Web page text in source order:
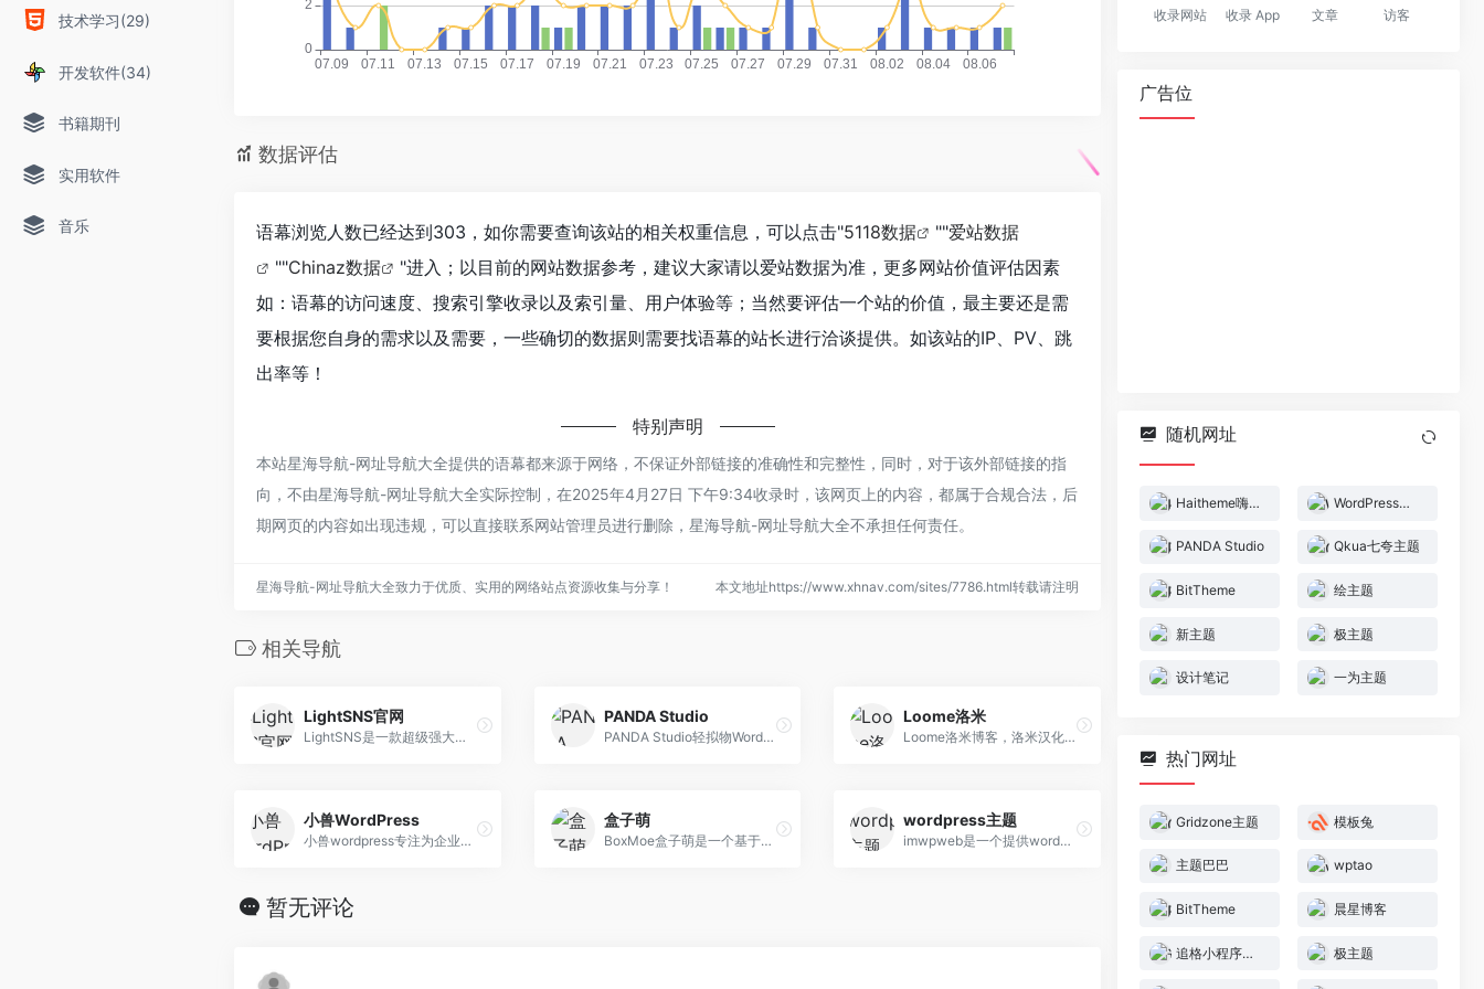
技术学习(29)
开发软件(34)
书籍期刊
实用软件
音乐
数据评估
语幕浏览人数已经达到303，如你需要查询该站的相关权重信息，可以点击"5118数据 ""爱站数据
""Chinaz数据
"进入；以目前的网站数据参考，建议大家请以爱站数据为准，更多网站价值评估因素
如：语幕的访问速度、搜索引擎收录以及索引量、用户体验等；当然要评估一个站的价值，最主要还是需
要根据您自身的需求以及需要，一些确切的数据则需要找语幕的站长进行洽谈提供。如该站的IP、PV、跳
出率等！
特别声明
本站星海导航-网址导航大全提供的语幕都来源于网络，不保证外部链接的准确性和完整性，同时，对于该外部链接的指
向，不由星海导航-网址导航大全实际控制，在2025年4月27日 下午9:34收录时，该网页上的内容，都属于合规合法，后
期网页的内容如出现违规，可以直接联系网站管理员进行删除，星海导航-网址导航大全不承担任何责任。
星海导航-网址导航大全致力于优质、实用的网络站点资源收集与分享！ 本文地址https://www.xhnav.com/sites/7786.html转载请注明
相关导航
LightSNS官网
LightSNS是一款超级强大的社交系统，基于wordpress开发，安全稳定。包含多板块论坛、问答、VIP、充值、付费可见等一系列强大的轻社区系统&amp;轻论坛程序。
PANDA Studio
PANDA Studio轻拟物WordPress主题开发者
Loome洛米
Loome洛米博客，洛米汉化分享国外优秀wordpress主题,wordpress插件,提供wordpress汉化主题,wordpress汉化插件,wordpress模板的免费下载,专注yootheme主题,widgetkit插件的使用与分享。
小兽WordPress
小兽wordpress专注为企业而生的wordpress主题模板，提供wordpress企业主题模板定制开发服务，分享高端时尚,简单上手,易于定制的原创wordpress主题模板！
盒子萌
BoxMoe盒子萌是一个基于内容分享,创作与灵感结合折腾的笔记博客
wordpress主题
imwpweb是一个提供wordpress主题，wordpress插件以及wordpress教程的站点。
暂无评论
收录网站 收录 App 文章 访客
广告位
随机网址
Haitheme嗨主题 WordPress智库
PANDA Studio Qkua七夸主题
BitTheme 绘主题
新主题 极主题
设计笔记 一为主题
热门网址
Gridzone主题 模板兔
主题巴巴 wptao
BitTheme 晨星博客
追格小程序（zhuige.com） 极主题